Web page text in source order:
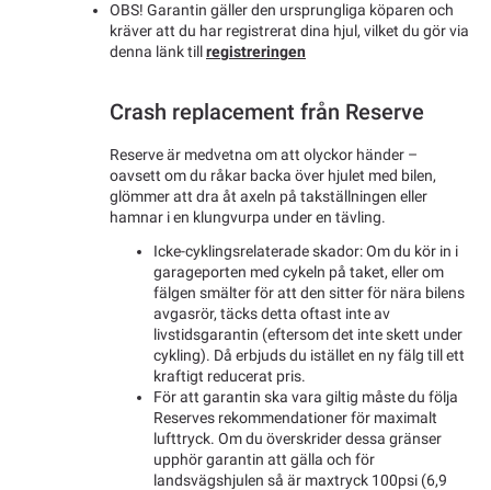
OBS! Garantin gäller den ursprungliga köparen och
kräver att du har registrerat dina hjul, vilket du gör via
denna länk tillregistreringen
Crash replacement från Reserve
Reserve är medvetna om att olyckor händer –
oavsett om du råkar backa över hjulet med bilen,
glömmer att dra åt axeln på takställningen eller
hamnar i en klungvurpa under en tävling.
Icke-cyklingsrelaterade skador: Om du kör in i
garageporten med cykeln på taket, eller om
fälgen smälter för att den sitter för nära bilens
avgasrör, täcks detta oftast inte av
livstidsgarantin (eftersom det inte skett under
cykling). Då erbjuds du istället en ny fälg till ett
kraftigt reducerat pris.
För att garantin ska vara giltig måste du följa
Reserves rekommendationer för maximalt
lufttryck. Om du överskrider dessa gränser
upphör garantin att gälla och för
landsvägshjulen så är maxtryck 100psi (6,9